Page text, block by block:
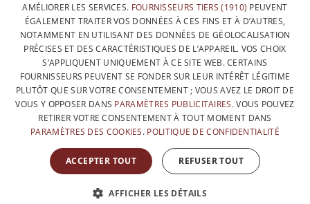
AMÉLIORER LES SERVICES. FOURNISSEURS TIERS (1910) PEUVENT
ÉGALEMENT TRAITER VOS DONNÉES À CES FINS ET À D’AUTRES,
NOTAMMENT EN UTILISANT DES DONNÉES DE GÉOLOCALISATION
PRÉCISES ET DES CARACTÉRISTIQUES DE L’APPAREIL. VOS CHOIX
S’APPLIQUENT UNIQUEMENT À CE SITE WEB. CERTAINS
FOURNISSEURS PEUVENT SE FONDER SUR LEUR INTÉRÊT LÉGITIME
PLUTÔT QUE SUR VOTRE CONSENTEMENT ; VOUS AVEZ LE DROIT DE
VOUS Y OPPOSER DANS PARAMÈTRES PUBLICITAIRES. VOUS POUVEZ
RETIRER VOTRE CONSENTEMENT À TOUT MOMENT DANS
PARAMÈTRES DES COOKIES. POLITIQUE DE CONFIDENTIALITÉ
ACCEPTER TOUT REFUSER TOUT
AFFICHER LES DÉTAILS